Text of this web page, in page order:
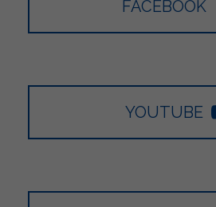
FACEBOOK
YOUTUBE